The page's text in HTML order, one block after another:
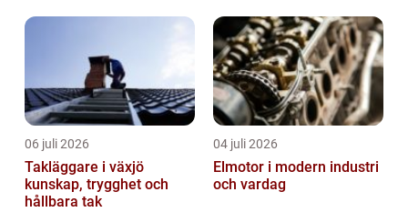
06 juli 2026
Takläggare i växjö
kunskap, trygghet och
hållbara tak
04 juli 2026
Elmotor i modern industri
och vardag